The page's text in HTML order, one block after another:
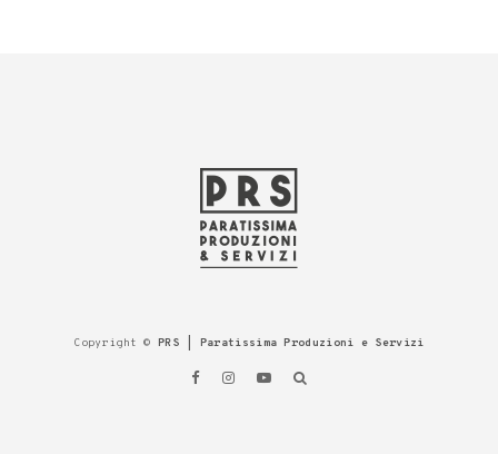
Copyright ©PRS | Paratissima Produzioni e Servizi